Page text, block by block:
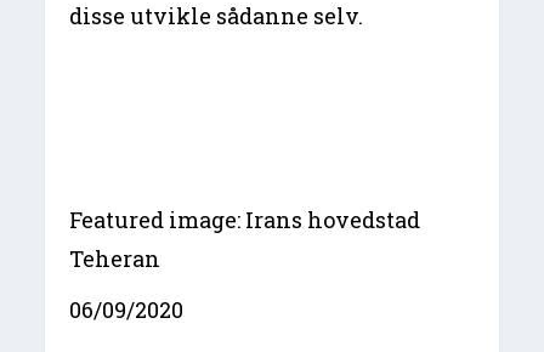
disse utvikle sådanne selv.
Featured image: Irans hovedstad
Teheran
06/09/2020